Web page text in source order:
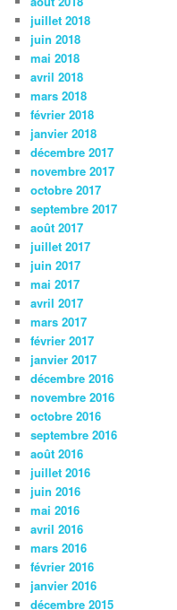
juillet 2018
juin 2018
mai 2018
avril 2018
mars 2018
février 2018
janvier 2018
décembre 2017
novembre 2017
octobre 2017
septembre 2017
août 2017
juillet 2017
juin 2017
mai 2017
avril 2017
mars 2017
février 2017
janvier 2017
décembre 2016
novembre 2016
octobre 2016
septembre 2016
août 2016
juillet 2016
juin 2016
mai 2016
avril 2016
mars 2016
février 2016
janvier 2016
décembre 2015